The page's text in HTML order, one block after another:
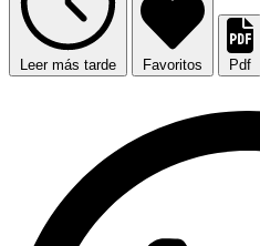
Leer más tarde Favoritos Pdf